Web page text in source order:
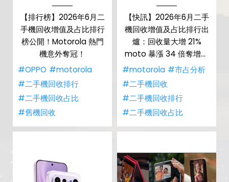
【排行榜】2026年6月二
手機回收增值及占比排行
榜公開！Motorola 熱門
機意外奪冠！
#OPPO #motorola
#二手機回收排行
#二手機回收占比
#舊機回收
【快訊】2026年6月二手
機回收增值及占比排行出
爐：回收量大增 21%
moto 暴漲 34 倍奪增值
王
#motorola #市占分析
#二手機回收
#二手機回收排行
#二手機回收占比